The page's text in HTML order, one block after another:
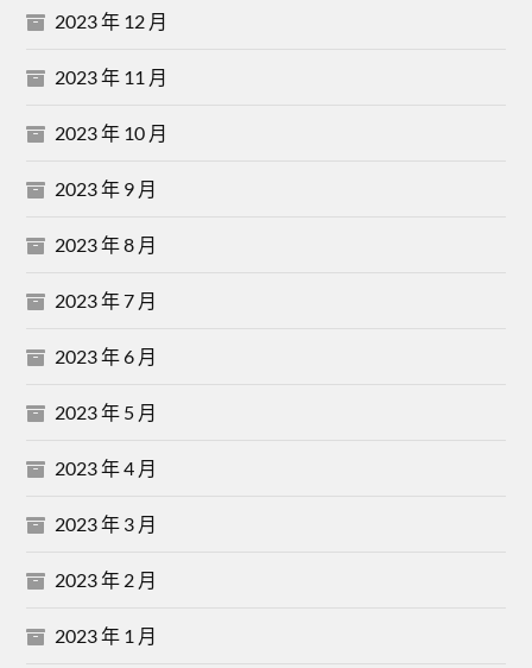
2023 年 12 月
2023 年 11 月
2023 年 10 月
2023 年 9 月
2023 年 8 月
2023 年 7 月
2023 年 6 月
2023 年 5 月
2023 年 4 月
2023 年 3 月
2023 年 2 月
2023 年 1 月